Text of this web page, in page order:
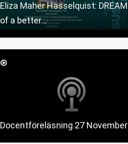
Eliza Maher Hasselquist:
of a better…
Docentföreläsning 27 November